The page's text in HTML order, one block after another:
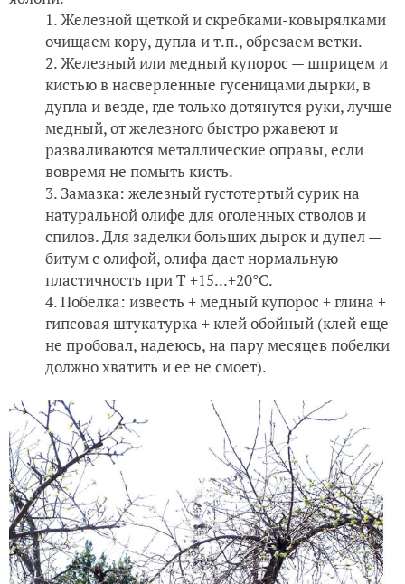
Железной щеткой и скребками-ковырялками
очищаем кору, дупла и т.п., обрезаем ветки.
Железный или медный купорос — шприцем и
кистью в насверленные гусеницами дырки, в
дупла и везде, где только дотянутся руки, лучше
медный, от железного быстро ржавеют и
разваливаются металлические оправы, если
вовремя не помыть кисть.
Замазка: железный густотертый сурик на
натуральной олифе для оголенных стволов и
спилов. Для заделки больших дырок и дупел —
битум с олифой, олифа дает нормальную
пластичность при Т +15...+20°С.
Побелка: известь + медный купорос + глина +
гипсовая штукатурка + клей обойный (клей еще
не пробовал, надеюсь, на пару месяцев побелки
должно хватить и ее не смоет).